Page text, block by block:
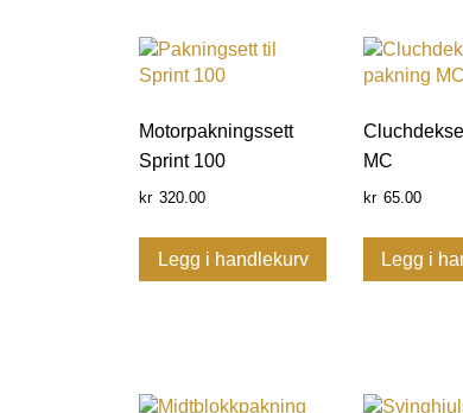
Motorpakningssett
Sprint 100
kr 320.00
Legg i handlekurv
MC
kr 65.00
Legg i